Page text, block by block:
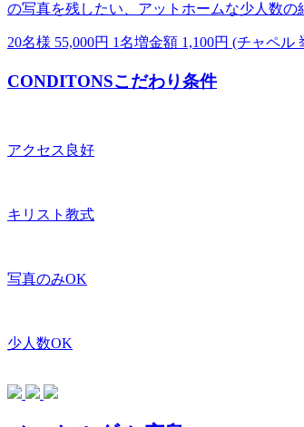
の写真を残したい、アットホームな少人数
20名様 55,000円 1名増金額 1,100円 (チャペル
CONDITONSこだわり条件
アクセス良好
キリスト教式
写真のみOK
少人数OK